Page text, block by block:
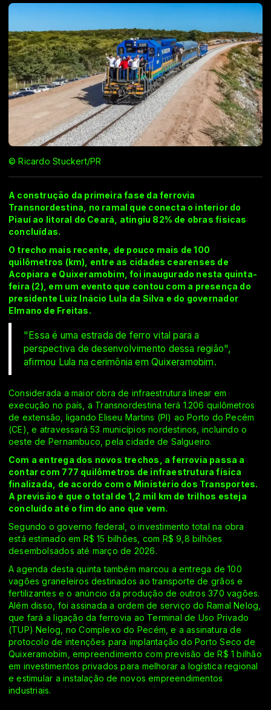
© Ricardo Stuckert/PR
A construção da primeira fase da ferrovia
Transnordestina, no ramal que conecta o interior do
Piauí ao litoral do Ceará, atingiu 82% de obras físicas
concluídas.
O trecho mais recente, de pouco mais de 100
quilômetros (km), entre as cidades cearenses de
Acopiara e Quixeramobim, foi inaugurado nesta quinta-
feira (2), em um evento que contou com a presença do
presidente Luiz Inácio Lula da Silva e do governador
Elmano de Freitas.
"Essa é uma estrada de ferro vital para a
perspectiva de desenvolvimento dessa região",
afirmou Lula na cerimônia em Quixeramobim.
Considerada a maior obra de infraestrutura linear em
execução no país, a Transnordestina terá 1.206 quilômetros
de extensão, ligando Eliseu Martins (PI) ao Porto do Pecém
(CE), e atravessará 53 municípios nordestinos, incluindo o
oeste de Pernambuco, pela cidade de Salgueiro.
Com a entrega dos novos trechos, a ferrovia passa a
contar com 777 quilômetros de infraestrutura física
finalizada, de acordo com o Ministério dos Transportes.
A previsão é que o total de 1,2 mil km de trilhos esteja
concluído até o fim do ano que vem.
Segundo o governo federal, o investimento total na obra
está estimado em R$ 15 bilhões, com R$ 9,8 bilhões
desembolsados até março de 2026.
A agenda desta quinta também marcou a entrega de 100
vagões graneleiros destinados ao transporte de grãos e
fertilizantes e o anúncio da produção de outros 370 vagões.
Além disso, foi assinada a ordem de serviço do Ramal Nelog,
que fará a ligação da ferrovia ao Terminal de Uso Privado
(TUP) Nelog, no Complexo do Pecém, e a assinatura de
protocolo de intenções para implantação do Porto Seco de
Quixeramobim, empreendimento com previsão de R$ 1 bilhão
em investimentos privados para melhorar a logística regional
e estimular a instalação de novos empreendimentos
industriais.